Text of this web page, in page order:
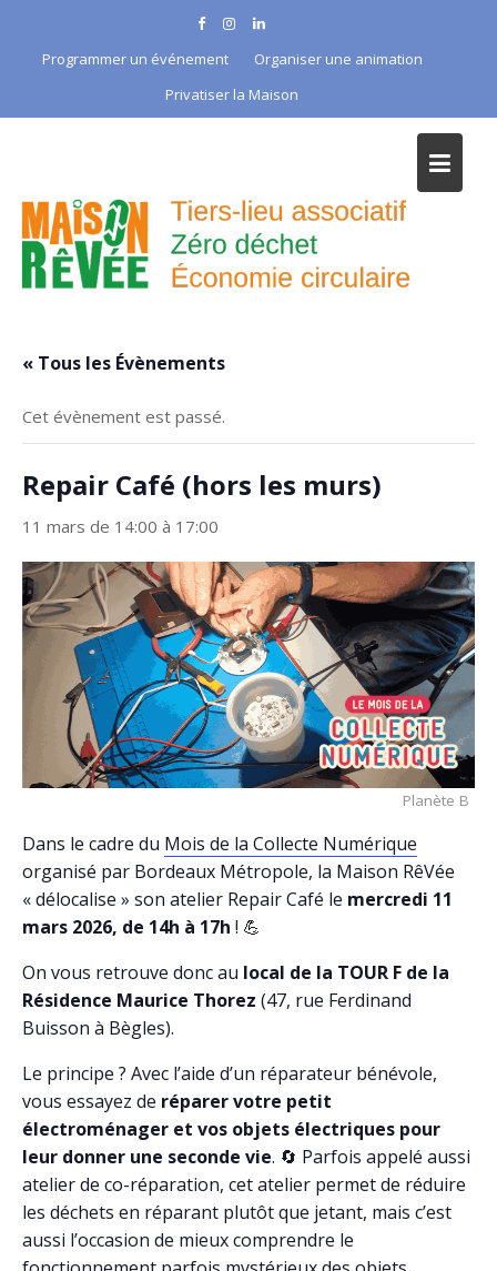
contentProgrammer un événement
Organiser une animation
Privatiser la Maison
« Tous les Évènements
Cet évènement est passé.
Repair Café (hors les murs)
11 mars de 14:00 à 17:00
Planète B
Dans le cadre du Mois de la Collecte Numérique
organisé par Bordeaux Métropole, la Maison RêVée
« délocalise » son atelier Repair Café le mercredi 11
mars 2026, de 14h à 17h ! 💪
On vous retrouve donc au local de la TOUR F de la
Résidence Maurice Thorez (47, rue Ferdinand
Buisson à Bègles).
Le principe ? Avec l’aide d’un réparateur bénévole,
vous essayez de réparer votre petit
électroménager et vos objets électriques pour
leur donner une seconde vie. 🔄 Parfois appelé aussi
atelier de co-réparation, cet atelier permet de réduire
les déchets en réparant plutôt que jetant, mais c’est
aussi l’occasion de mieux comprendre le